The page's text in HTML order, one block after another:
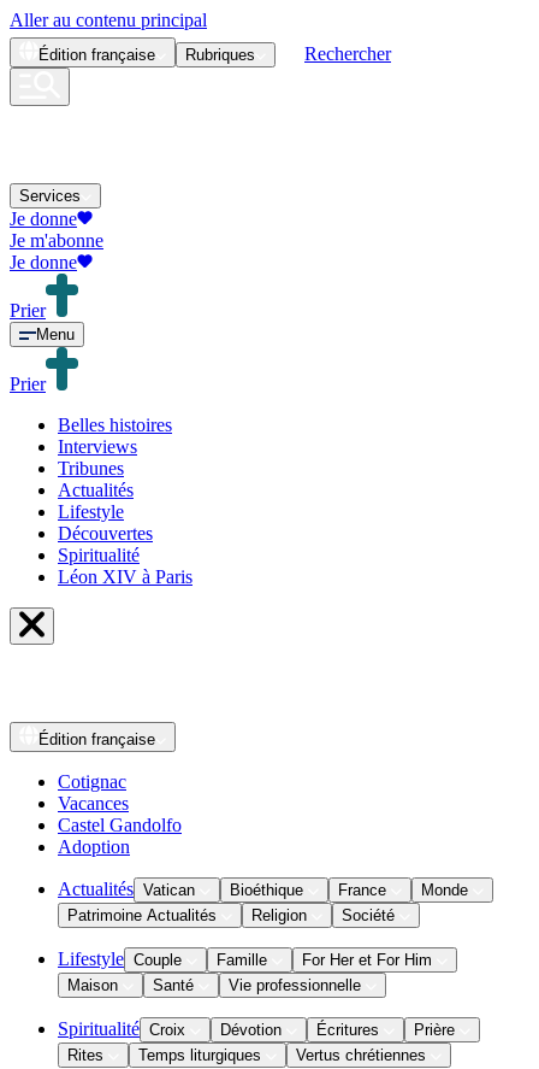
Aller au contenu principal
Édition française Rubriques Rechercher
Services
Je donne
Je m'abonne
Je donne
Prier
Menu
Prier
Belles histoires
Interviews
Tribunes
Actualités
Lifestyle
Découvertes
Spiritualité
Léon XIV à Paris
Édition française
Cotignac
Vacances
Castel Gandolfo
Adoption
Actualités Vatican Bioéthique France
Monde
Patrimoine Actualités
Religion Société
Lifestyle Couple Famille
For Her et For Him
Maison
Santé Vie professionnelle
Spiritualité Croix Dévotion Écritures
Prière
Rites
Temps liturgiques Vertus chrétiennes